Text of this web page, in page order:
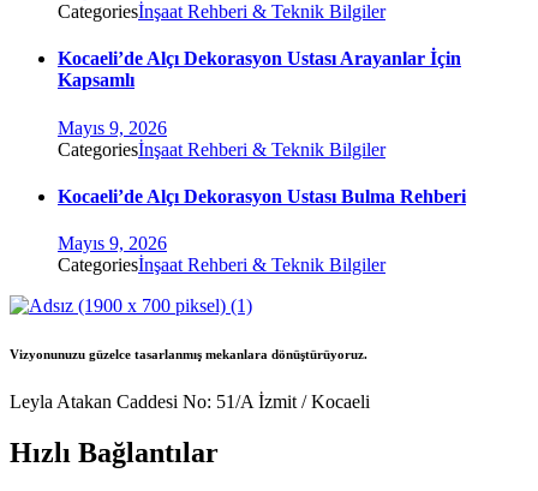
Categoriesİnşaat Rehberi & Teknik Bilgiler
Kocaeli’de Alçı Dekorasyon Ustası Arayanlar İçin
Kapsamlı
Mayıs 9, 2026
Categoriesİnşaat Rehberi & Teknik Bilgiler
Kocaeli’de Alçı Dekorasyon Ustası Bulma Rehberi
Mayıs 9, 2026
Categoriesİnşaat Rehberi & Teknik Bilgiler
Vizyonunuzu güzelce tasarlanmış mekanlara dönüştürüyoruz.
Leyla Atakan Caddesi No: 51/A İzmit / Kocaeli
Hızlı Bağlantılar